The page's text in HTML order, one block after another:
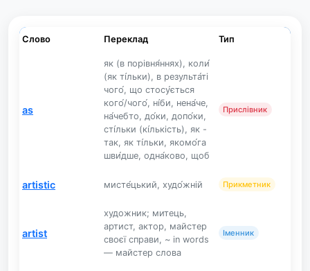
Слово Переклад Тип
as
як (в порівня́ннях), коли́
(як ті́льки), в результа́ті
чого́, що стосу́ється
кого́/чого́, ні́би, нена́че,
на́чебто, до́ки, допо́ки,
сті́льки (кі́лькість), як -
так, як ті́льки, якомо́га
шви́дше, одна́ково, щоб
Прислівник
artistic мисте́цький, худо́жній Прикметник
artist
художник; митець,
артист, актор, майстер
своєї справи, ~ in words
— майстер слова
Іменник